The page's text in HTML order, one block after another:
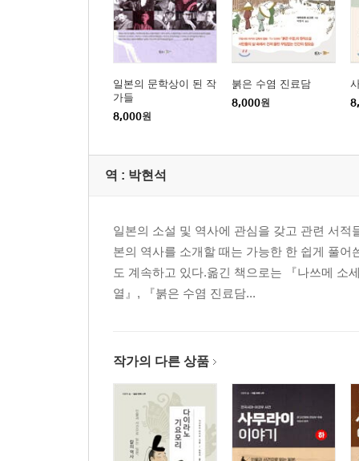
일본의 문학상이 된 작
가들
8,000원
붉은 수염 진료담
8,000원
역 : 박현석
일본의 소설 및 역사에 관심을 갖고 관련 서
본의 역사를 소개할 때는 가능한 한 쉽게 풀
도 계속하고 있다.옮긴 책으로는 『나쓰메
열』, 『붉은 수염 진료담...
작가의 다른 상품